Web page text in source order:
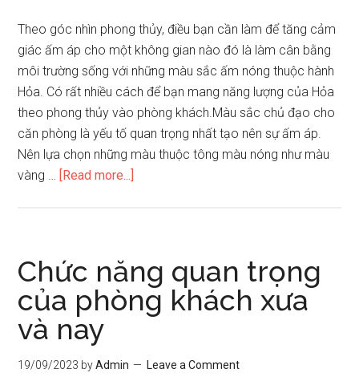
Theo góc nhìn phong thủy, điều bạn cần làm để tăng cảm
giác ấm áp cho một không gian nào đó là làm cân bằng
môi trường sống với những màu sắc ấm nóng thuộc hành
Hỏa. Có rất nhiều cách để bạn mang năng lượng của Hỏa
theo phong thủy vào phòng khách.Màu sắc chủ đạo cho
căn phòng là yếu tố quan trọng nhất tạo nên sự ấm áp.
Nên lựa chọn những màu thuộc tông màu nóng như màu
vàng … [Read more...]
ngày
tết
theo
thuỷ
Chức năng quan trọng
của phòng khách xưa
và nay
19/09/2023 byAdmin Leave a Comment